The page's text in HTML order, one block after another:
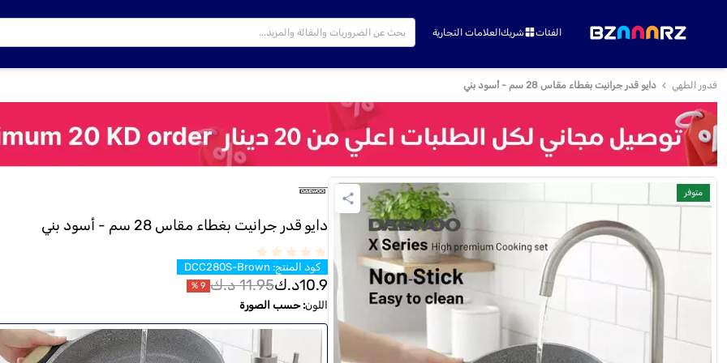
الفئات شريكالعلامات التجارية
قدور الطهي دايو قدر جرانيت بغطاء مقاس 28 سم - أسود بني
متوفر
دايو قدر جرانيت بغطاء مقاس 28 سم - أسود بني
كود المنتج:
DCC280S-Brown
10.9د.ك11.95 د.ك 9
%
اللون:حسب الصورة